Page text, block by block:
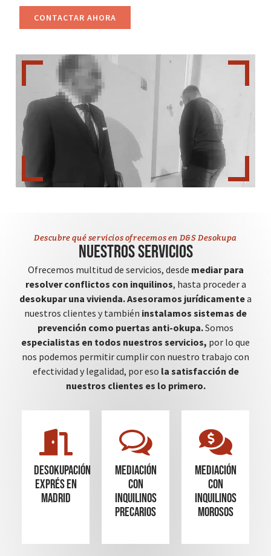
CONTACTAR AHORA
Descubre qué servicios ofrecemos en D&S Desokupa
Nuestros servicios
Ofrecemos multitud de servicios, desde mediar para
resolver conflictos con inquilinos, hasta proceder a
desokupar una vivienda.Asesoramos jurídicamentea
nuestros clientes y también instalamos sistemas de
prevención como puertas anti-okupa.Somos
especialistas en todos nuestros servicios, por lo que
nos podemos permitir cumplir con nuestro trabajo con
efectividad y legalidad, por eso la satisfacción de
nuestros clientes es lo primero.
Desokupación
Exprés en
madrid
mediación
con
inquilinos
precarios
mediación
con
inquilinos
morosos